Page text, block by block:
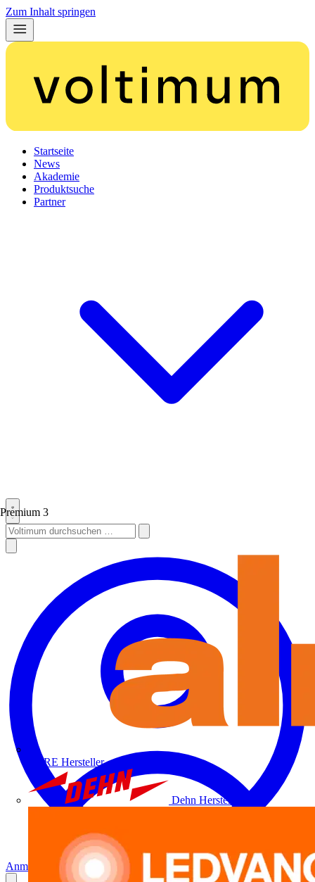
Zum Inhalt springen
Startseite
News
Akademie
Produktsuche
Partner
Premium 3
ALRE Hersteller
Dehn Hersteller
Anmelden Registrierung